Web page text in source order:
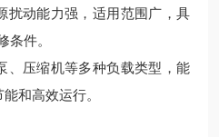
扰动能力强，适用范围广，具
条件。
、压缩机等多种负载类型，能
和高效运行。